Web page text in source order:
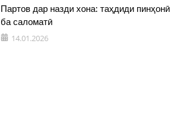
Партов дар назди хона: таҳдиди пинҳонӣ
ба саломатӣ
14.01.2026